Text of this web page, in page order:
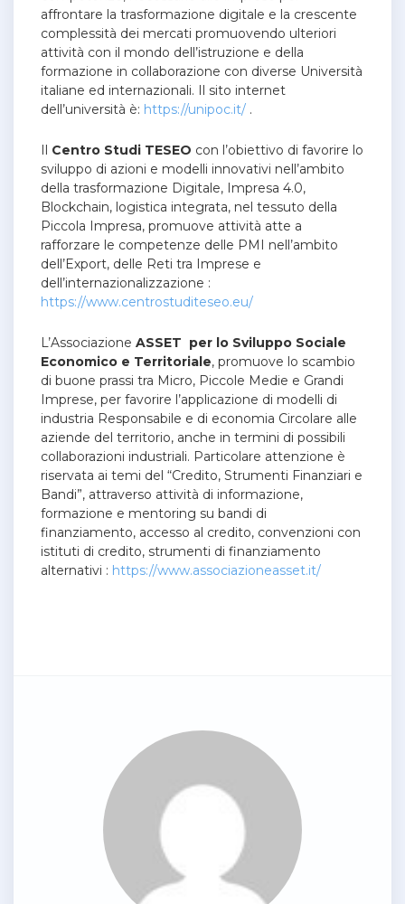
affrontare la trasformazione digitale e la crescente
complessità dei mercati promuovendo ulteriori
attività con il mondo dell’istruzione e della
formazione in collaborazione con diverse Università
italiane ed internazionali. Il sito internet
dell’università è: https://unipoc.it/ .
Il Centro Studi TESEO con l’obiettivo di favorire lo
sviluppo di azioni e modelli innovativi nell’ambito
della trasformazione Digitale, Impresa 4.0,
Blockchain, logistica integrata, nel tessuto della
Piccola Impresa, promuove attività atte a
rafforzare le competenze delle PMI nell’ambito
dell’Export, delle Reti tra Imprese e
dell’internazionalizzazione :
https://www.centrostuditeseo.eu/
L’Associazione ASSET per lo Sviluppo Sociale
Economico e Territoriale, promuove lo scambio
di buone prassi tra Micro, Piccole Medie e Grandi
Imprese, per favorire l’applicazione di modelli di
industria Responsabile e di economia Circolare alle
aziende del territorio, anche in termini di possibili
collaborazioni industriali. Particolare attenzione è
riservata ai temi del “Credito, Strumenti Finanziari e
Bandi”, attraverso attività di informazione,
formazione e mentoring su bandi di
finanziamento, accesso al credito, convenzioni con
istituti di credito, strumenti di finanziamento
alternativi : https://www.associazioneasset.it/